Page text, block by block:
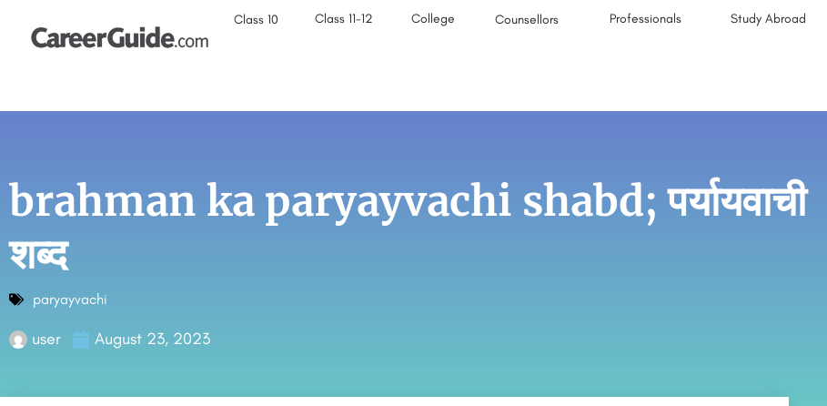
Class 10 Class 11-12 College Counsellors Professionals Study Abroad
brahman ka paryayvachi shabd; पर्यायवाची
शब्द
paryayvachi
user August 23, 2023